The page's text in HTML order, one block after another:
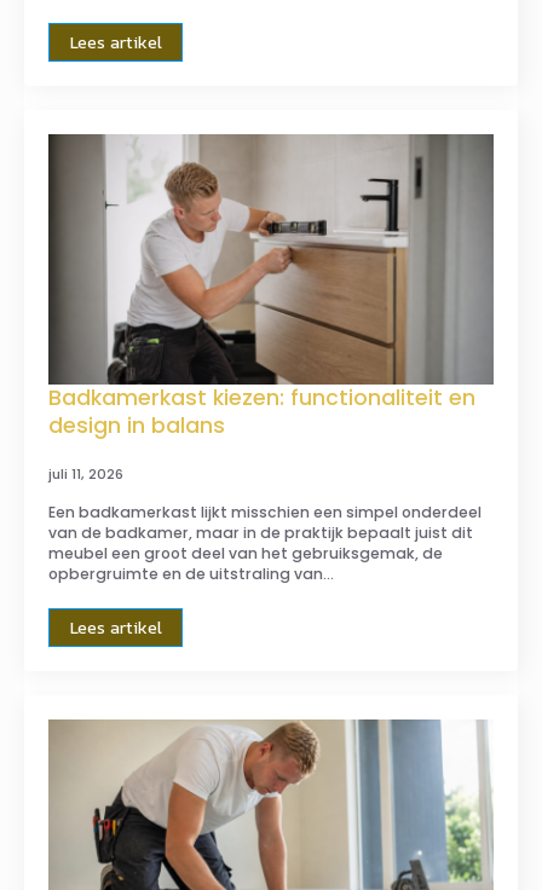
Lees artikel
Badkamerkast kiezen: functionaliteit en
design in balans
juli 11, 2026
Een badkamerkast lijkt misschien een simpel onderdeel
van de badkamer, maar in de praktijk bepaalt juist dit
meubel een groot deel van het gebruiksgemak, de
opbergruimte en de uitstraling van…
Lees artikel